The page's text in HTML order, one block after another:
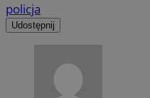
policja
Udostępnij